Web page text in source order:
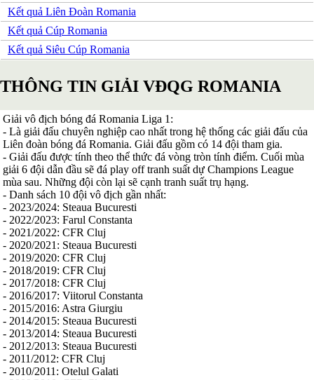
Síp
Thụy Điển
Wales
Đan Mạch
Đảo Faroe
Australia
Nhật Bản
Hàn Quốc
Trung Quốc
Arập Xêút
Bahrain
Kết quả Liên Đoàn Romania
Kết quả Cúp Romania
Kết quả Siêu Cúp Romania
THÔNG TIN GIẢI VĐQG ROMANIA
Giải vô địch bóng đá Romania Liga 1:
- Là giải đấu chuyên nghiệp cao nhất trong hệ thống các giải đấu của
Liên đoàn bóng đá Romania. Giải đấu gồm có 14 đội tham gia.
- Giải đấu được tính theo thể thức đá vòng tròn tính điểm. Cuối mùa
giải 6 đội dẫn đầu sẽ đá play off tranh suất dự Champions League
mùa sau. Những đội còn lại sẽ cạnh tranh suất trụ hạng.
- Danh sách 10 đội vô địch gần nhất:
- 2023/2024: Steaua Bucuresti
- 2022/2023: Farul Constanta
- 2021/2022: CFR Cluj
- 2020/2021: Steaua Bucuresti
- 2019/2020: CFR Cluj
- 2018/2019: CFR Cluj
- 2017/2018: CFR Cluj
- 2016/2017: Viitorul Constanta
- 2015/2016: Astra Giurgiu
- 2014/2015: Steaua Bucuresti
- 2013/2014: Steaua Bucuresti
- 2012/2013: Steaua Bucuresti
- 2011/2012: CFR Cluj
- 2010/2011: Otelul Galati